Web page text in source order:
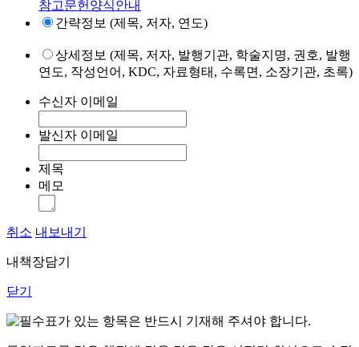
참고문헌양식안내
간략정보 (제목, 저자, 연도)
상세정보 (제목, 저자, 발행기관, 학술지명, 권호, 발행
연도, 작성언어, KDC, 자료형태, 수록면, 소장기관, 초록)
수신자 이메일
발신자 이메일
제목
메모
취소 내보내기
내책장담기
닫기
표가 있는 항목은 반드시 기재해 주셔야 합니다.